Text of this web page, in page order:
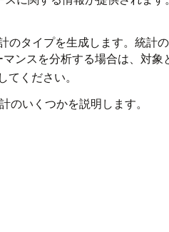
タイプを生成します。統計
ンスを分析する場合は、対
ください。
いくつかを説明します。